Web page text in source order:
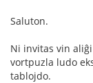
Saluton.
Ni invitas vin aliĝi
vortpuzla ludo
tablojdo.